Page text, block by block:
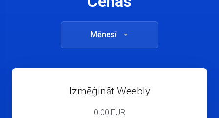
Mēnesī
Izmēģināt Weebly
0.00 EUR